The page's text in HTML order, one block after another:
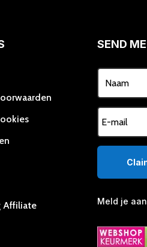
Affiliate
SEND
Meld je